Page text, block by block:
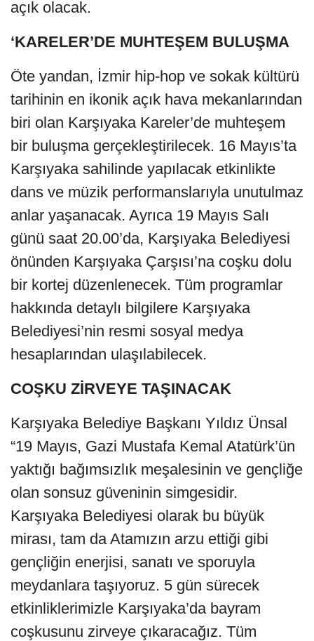
açık olacak.
‘KARELER’DE MUHTEŞEM BULUŞMA
Öte yandan, İzmir hip-hop ve sokak kültürü
tarihinin en ikonik açık hava mekanlarından
biri olan Karşıyaka Kareler’de muhteşem
bir buluşma gerçekleştirilecek. 16 Mayıs’ta
Karşıyaka sahilinde yapılacak etkinlikte
dans ve müzik performanslarıyla unutulmaz
anlar yaşanacak. Ayrıca 19 Mayıs Salı
günü saat 20.00’da, Karşıyaka Belediyesi
önünden Karşıyaka Çarşısı’na coşku dolu
bir kortej düzenlenecek. Tüm programlar
hakkında detaylı bilgilere Karşıyaka
Belediyesi’nin resmi sosyal medya
hesaplarından ulaşılabilecek.
COŞKU ZİRVEYE TAŞINACAK
Karşıyaka Belediye Başkanı Yıldız Ünsal
“19 Mayıs, Gazi Mustafa Kemal Atatürk’ün
yaktığı bağımsızlık meşalesinin ve gençliğe
olan sonsuz güveninin simgesidir.
Karşıyaka Belediyesi olarak bu büyük
mirası, tam da Atamızın arzu ettiği gibi
gençliğin enerjisi, sanatı ve sporuyla
meydanlara taşıyoruz. 5 gün sürecek
etkinliklerimizle Karşıyaka’da bayram
coşkusunu zirveye çıkaracağız. Tüm